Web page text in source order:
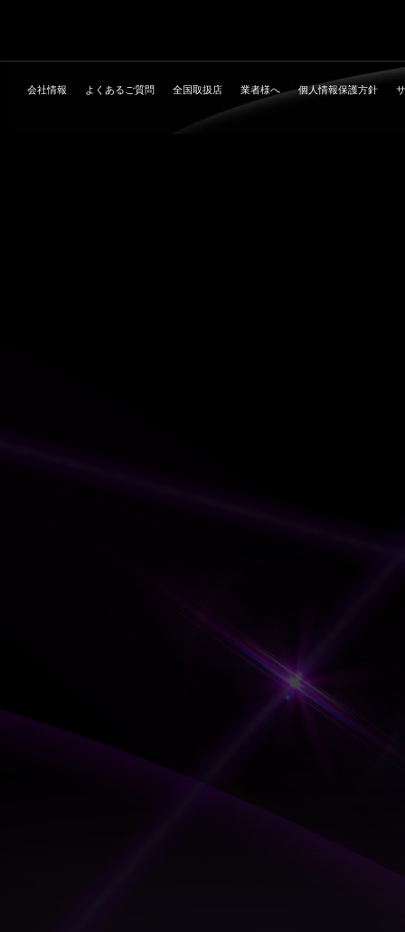
会社情報 よくあるご質問 全国取扱店 業者様へ 個人情報保護方針